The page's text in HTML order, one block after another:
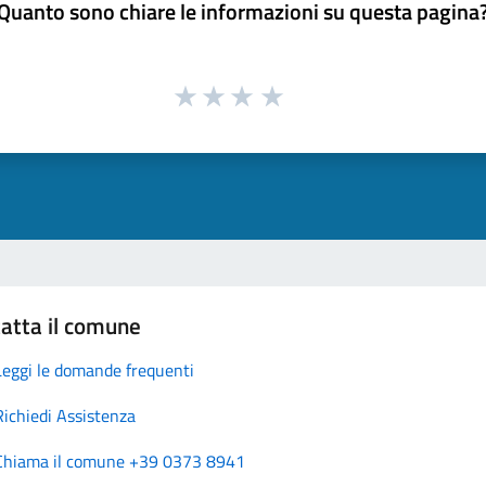
sono chiare le informazioni su questa
il comune
le domande frequenti
Assistenza
il comune +39 0373 8941